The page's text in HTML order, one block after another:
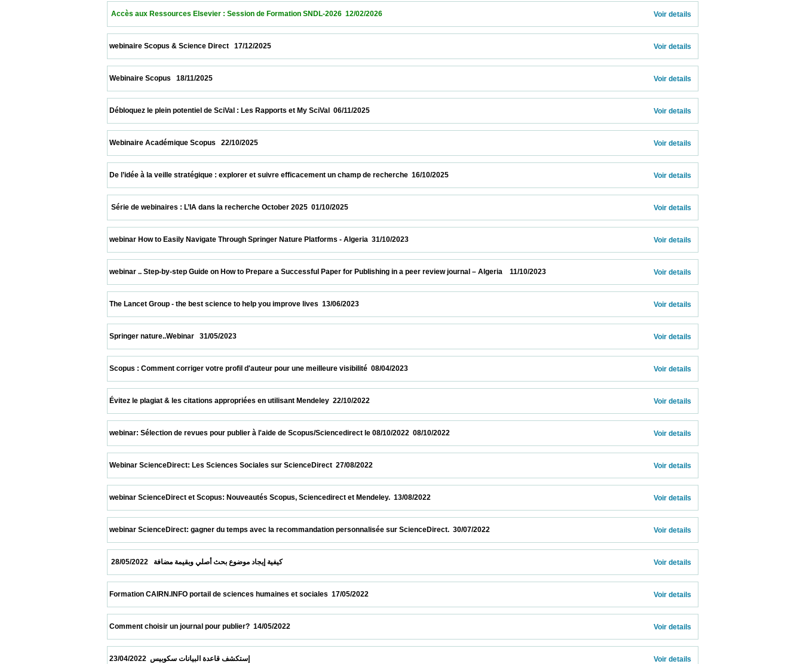
Accès aux Ressources Elsevier : Session de Formation SNDL-2026  12/02/2026 Voir details
webinaire Scopus & Science Direct   17/12/2025 Voir details
Webinaire Scopus   18/11/2025 Voir details
Débloquez le plein potentiel de SciVal : Les Rapports et My SciVal  06/11/2025 Voir details
Webinaire Académique Scopus   22/10/2025 Voir details
De l’idée à la veille stratégique : explorer et suivre efficacement un champ de recherche  16/10/2025 Voir details
Série de webinaires : L’IA dans la recherche October 2025  01/10/2025 Voir details
webinar How to Easily Navigate Through Springer Nature Platforms - Algeria  31/10/2023 Voir details
webinar .. Step-by-step Guide on How to Prepare a Successful Paper for Publishing in a peer review journal – Algeria    11/10/2023 Voir details
The Lancet Group - the best science to help you improve lives  13/06/2023 Voir details
Springer nature..Webinar   31/05/2023 Voir details
Scopus : Comment corriger votre profil d'auteur pour une meilleure visibilité  08/04/2023 Voir details
Évitez le plagiat & les citations appropriées en utilisant Mendeley  22/10/2022 Voir details
webinar: Sélection de revues pour publier à l'aide de Scopus/Sciencedirect le 08/10/2022  08/10/2022 Voir details
Webinar ScienceDirect: Les Sciences Sociales sur ScienceDirect  27/08/2022 Voir details
webinar ScienceDirect et Scopus: Nouveautés Scopus, Sciencedirect et Mendeley.  13/08/2022 Voir details
webinar ScienceDirect: gagner du temps avec la recommandation personnalisée sur ScienceDirect.  30/07/2022 Voir details
كيفية إيجاد موضوع بحث أصلي وبقيمة مضافة   28/05/2022 Voir details
Formation CAIRN.INFO portail de sciences humaines et sociales  17/05/2022 Voir details
Comment choisir un journal pour publier?  14/05/2022 Voir details
Voir details